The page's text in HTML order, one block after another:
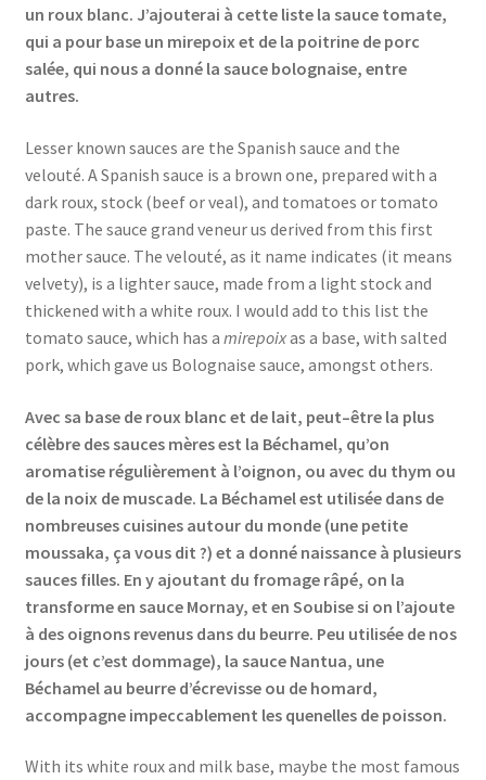
un roux blanc. J’ajouterai à cette liste la sauce tomate,
qui a pour base un mirepoix et de la poitrine de porc
salée, qui nous a donné la sauce bolognaise, entre
autres.
Lesser known sauces are the Spanish sauce and the
velouté. A Spanish sauce is a brown one, prepared with a
dark roux, stock (beef or veal), and tomatoes or tomato
paste. The sauce grand veneur us derived from this first
mother sauce. The velouté, as it name indicates (it means
velvety), is a lighter sauce, made from a light stock and
thickened with a white roux. I would add to this list the
tomato sauce, which has a mirepoixas a base, with salted
pork, which gave us Bolognaise sauce, amongst others.
Avec sa base de roux blanc et de lait, peut–être la plus
célèbre des sauces mères est la Béchamel, qu’on
aromatise régulièrement à l’oignon, ou avec du thym ou
de la noix de muscade. La Béchamel est utilisée dans de
nombreuses cuisines autour du monde (une petite
moussaka, ça vous dit ?) et a donné naissance à plusieurs
sauces filles. En y ajoutant du fromage râpé, on la
transforme en sauce Mornay, et en Soubise si on l’ajoute
à des oignons revenus dans du beurre. Peu utilisée de nos
jours (et c’est dommage), la sauce Nantua, une
Béchamel au beurre d’écrevisse ou de homard,
accompagne impeccablement les quenelles de poisson.
With its white roux and milk base, maybe the most famous